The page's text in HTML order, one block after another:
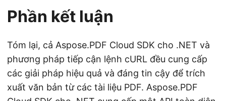
Phần kết luận
Tóm lại, cả Aspose.PDF Cloud SDK cho .NET và
phương pháp tiếp cận lệnh cURL đều cung cấp
các giải pháp hiệu quả và đáng tin cậy để trích
xuất văn bản từ các tài liệu PDF. Aspose.PDF